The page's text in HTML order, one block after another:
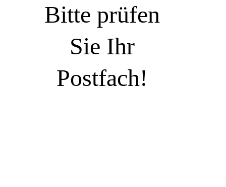
Bitte prüfen
Sie Ihr
Postfach!